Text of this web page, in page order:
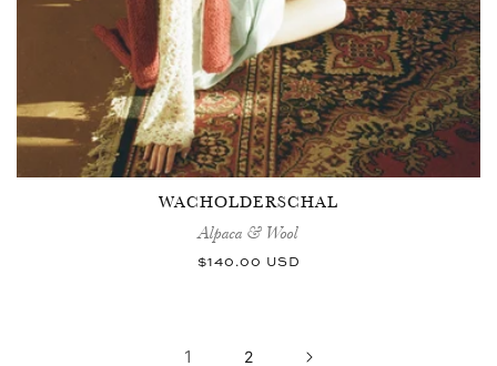
WACHOLDERSCHAL
Alpaca & Wool
Normaler
$140.00 USD
1 2